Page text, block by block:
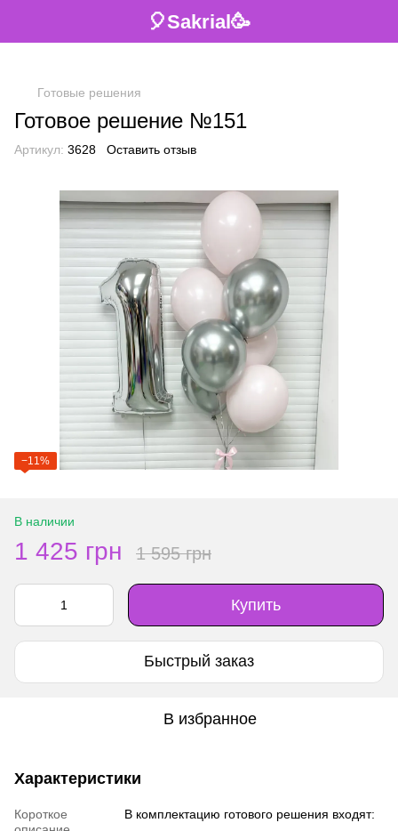
🎈Sakrial🥳
Готовые решения
Готовое решение №151
Артикул: 3628 Оставить отзыв
−11%
В наличии
1 425 грн 1 595 грн
Купить
Быстрый заказ
В избранное
Характеристики
Короткое
В комплектацию готового решения входят: